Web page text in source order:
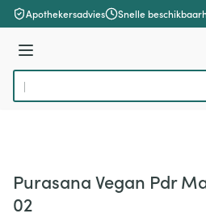
Ga naar de inhoud
Apothekersadvies Snelle
Menu
Product, merk, categorie...
Purasana Vegan Pdr
02